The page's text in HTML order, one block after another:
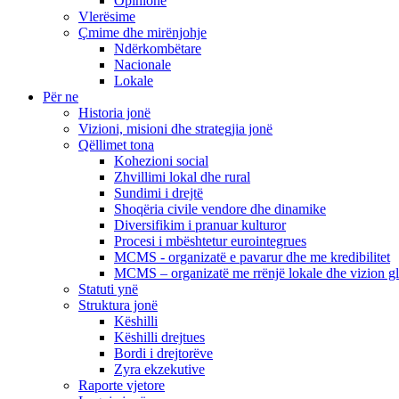
Vlerësime
Çmime dhe mirënjohje
Ndërkombëtare
Nacionale
Lokale
Për ne
Historia jonë
Vizioni, misioni dhe strategjia jonë
Qëllimet tona
Kohezioni social
Zhvillimi lokal dhe rural
Sundimi i drejtë
Shoqëria civile vendore dhe dinamike
Diversifikim i pranuar kulturor
Procesi i mbështetur eurointegrues
MCMS - organizatë e pavarur dhe me kredibilitet
MCMS – organizatë me rrënjë lokale dhe vizion
Statuti ynë
Struktura jonë
Këshilli
Këshilli drejtues
Bordi i drejtorëve
Zyra ekzekutive
Raporte vjetore